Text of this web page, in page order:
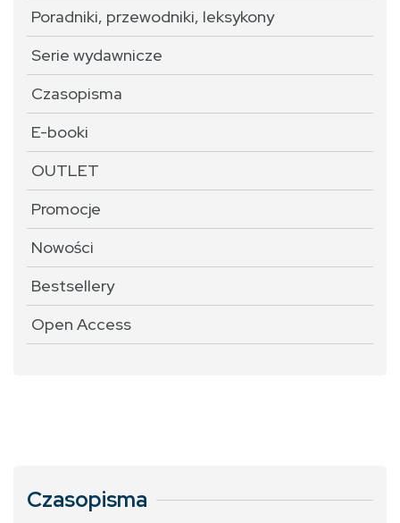
Poradniki, przewodniki, leksykony
Serie wydawnicze
Czasopisma
E-booki
OUTLET
Promocje
Nowości
Bestsellery
Open Access
Czasopisma